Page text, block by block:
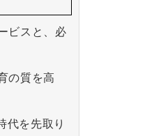
ビスと、必
の質を高
代を先取り